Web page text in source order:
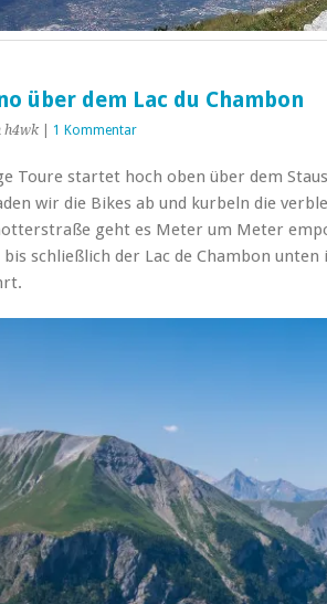
über dem Lac du Chambon
h4wk 1 Kommentar
Toure startet hoch oben über dem
wir die Bikes ab und kurbeln die
geht es Meter um Meter
schließlich der Lac de Chambon